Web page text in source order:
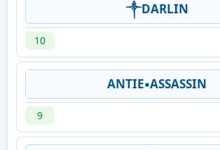
༒DARLIN
10
ANTIE▪︎ASSASSIN
9